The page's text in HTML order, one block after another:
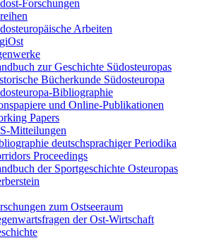
Forschungen
Arbeiten
zur Geschichte Südosteuropas
Bücherkunde Südosteuropa
Bibliographie
und Online-Publikationen
Papers
Mitteilungen
deutschsprachiger Periodika
Proceedings
der Sportgeschichte Osteuropas
zum Ostseeraum
der Ost-Wirtschaft